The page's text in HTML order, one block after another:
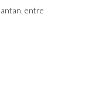
entre